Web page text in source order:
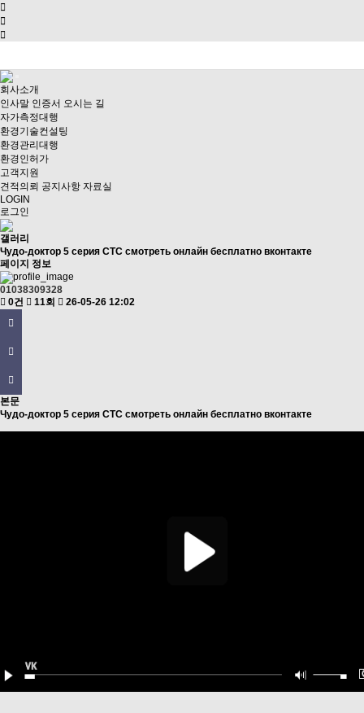
회사소개
인사말 인증서 오시는 길
자가측정대행
환경기술컨설팅
환경관리대행
환경인허가
고객지원
견적의뢰 공지사항 자료실
LOGIN
로그인
갤러리
Чудо-доктор 5 серия СТС смотреть онлайн бесплатно вконтакте
페이지 정보
01038309328
0건
11회 26-05-26 12:02
본문
Чудо-доктор 5 серия СТС смотреть онлайн бесплатно вконтакте